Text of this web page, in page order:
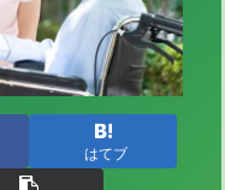
はてブ